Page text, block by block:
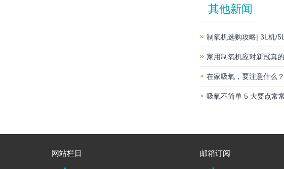
其他新闻
制氧机选购攻略| 3L机/
家用制氧机应对新冠真
在家吸氧，要注意什么？
吸氧不简单 5 大要点常
网站栏目 邮箱订阅